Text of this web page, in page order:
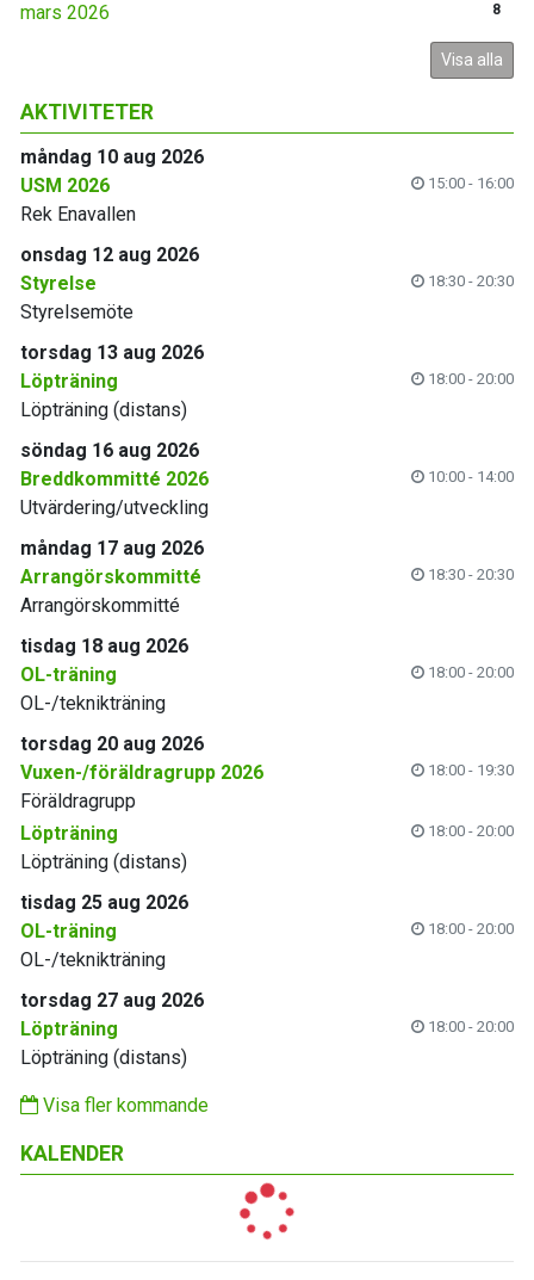
mars 2026 8
Visa alla
AKTIVITETER
måndag 10 aug 2026
USM 2026
15:00 - 16:00
Rek Enavallen
onsdag 12 aug 2026
Styrelse
18:30 - 20:30
Styrelsemöte
torsdag 13 aug 2026
Löpträning
18:00 - 20:00
Löpträning (distans)
söndag 16 aug 2026
Breddkommitté 2026
10:00 - 14:00
Utvärdering/utveckling
måndag 17 aug 2026
Arrangörskommitté
18:30 - 20:30
Arrangörskommitté
tisdag 18 aug 2026
OL-träning
18:00 - 20:00
OL-/teknikträning
torsdag 20 aug 2026
Vuxen-/föräldragrupp 2026
18:00 - 19:30
Föräldragrupp
Löpträning
18:00 - 20:00
Löpträning (distans)
tisdag 25 aug 2026
OL-träning
18:00 - 20:00
OL-/teknikträning
torsdag 27 aug 2026
Löpträning
18:00 - 20:00
Löpträning (distans)
Visa fler kommande
KALENDER